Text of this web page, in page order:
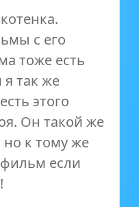
с его
тоже есть
я так же
этого
Он такой же
к тому же
если